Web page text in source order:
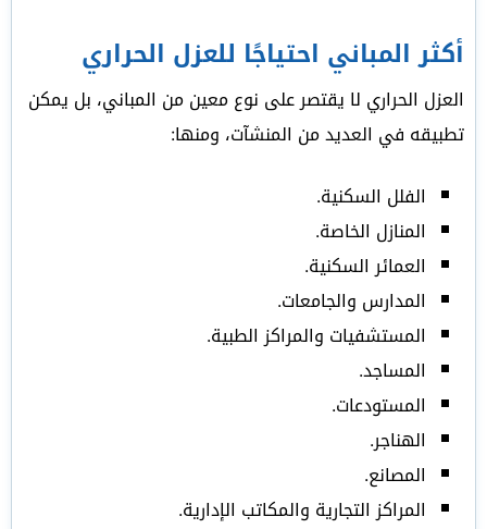
أكثر المباني احتياجًا للعزل الحراري
العزل الحراري لا يقتصر على نوع معين من المباني، بل يمكن
تطبيقه في العديد من المنشآت، ومنها:
الفلل السكنية.
المنازل الخاصة.
العمائر السكنية.
المدارس والجامعات.
المستشفيات والمراكز الطبية.
المساجد.
المستودعات.
الهناجر.
المصانع.
المراكز التجارية والمكاتب الإدارية.